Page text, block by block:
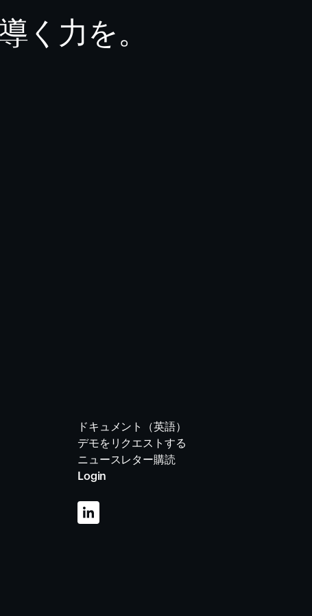
く力を。
ドキュメント（英語）
デモをリクエストする
ニュースレター購読
Login